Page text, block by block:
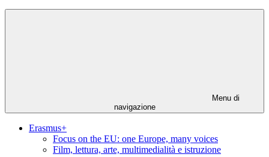
Menu di
navigazione
Erasmus+
Focus on the EU: one Europe, many voices
Film, lettura, arte, multimedialità e istruzione